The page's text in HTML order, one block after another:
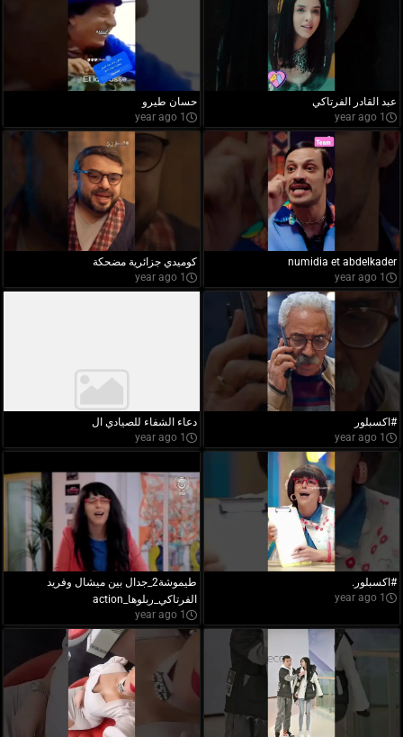
عبد القادر الفرتاكي
1 year ago
حسان طيرو
1 year ago
numidia et abdelkader
1 year ago
كوميدي جزائرية مضحكة
1 year ago
#اكسبلور
1 year ago
دعاء الشفاء للصيادي ال
1 year ago
#اكسبلور.
1 year ago
طيموشة2_جدال بين ميشال وفريد
الفرتاكي_ربلوها_action
1 year ago